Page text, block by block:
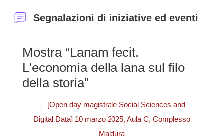
Segnalazioni di iniziative ed eventi
Mostra “Lanam fecit.
L'economia della lana sul filo
della storia”
← [Open day magistrale Social Sciences and
Digital Data] 10 marzo 2025, Aula C, Complesso
Maldura